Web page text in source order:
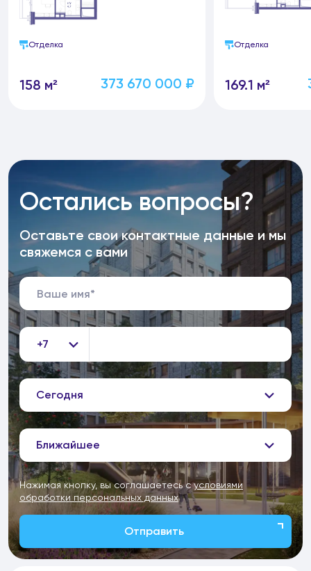
Отделка
158 м² 373 670 000 ₽
Отделка
169.1 м²
Остались вопросы?
Оставьте свои контактные данные и мы
свяжемся с вами
+7
Сегодня
Ближайшее
Нажимая кнопку, вы соглашаетесь сусловиями
обработки персональных данных
Отправить